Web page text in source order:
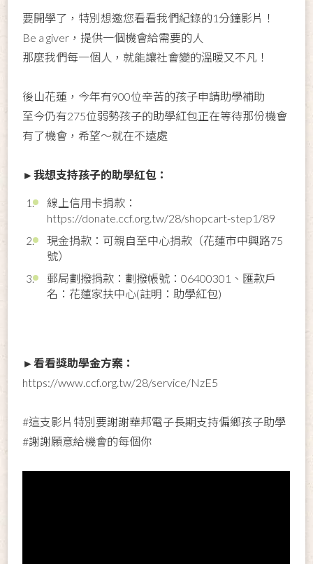
要開學了，特別想邀您看看我們紀錄的1分鐘影片！
Be a giver，提供一個機會給需要的人
那麼我們每一個人，就能讓社會變的溫暖又不凡！
後山花蓮，今年有900位辛苦的孩子申請助學補助
至今仍有275位弱勢孩子的助學紅包正在等待那份機會
有了機會，希望～就在不遠處
►我想支持孩子的助學紅包：
線上信用卡捐款：
https://donate.ccf.org.tw/28/shopcart-step1/89
現金捐款：可親自至中心捐款（花蓮市中興路75
號）
郵局劃撥捐款：劃撥帳號：06400301、匯款戶
名：花蓮家扶中心(註明：助學紅包)
►看看獎助學金方案：
https://www.ccf.org.tw/28/service/NzE5
#這支影片特別要謝謝華邦電子長期支持偏鄉孩子助學
#謝謝願意給機會的每個你